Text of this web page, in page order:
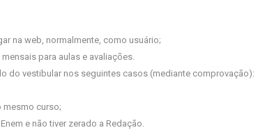
na web, normalmente, como usuário;
para aulas e avaliações.
do vestibular nos seguintes casos (mediante comprovação):
mesmo curso;
e não tiver zerado a Redação.